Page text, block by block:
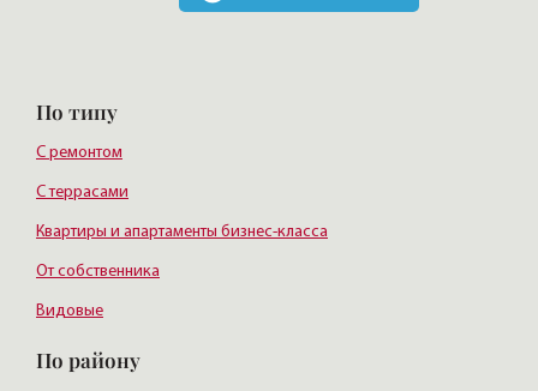
По типу
С ремонтом
С террасами
Квартиры и апартаменты бизнес-класса
От собственника
Видовые
По району